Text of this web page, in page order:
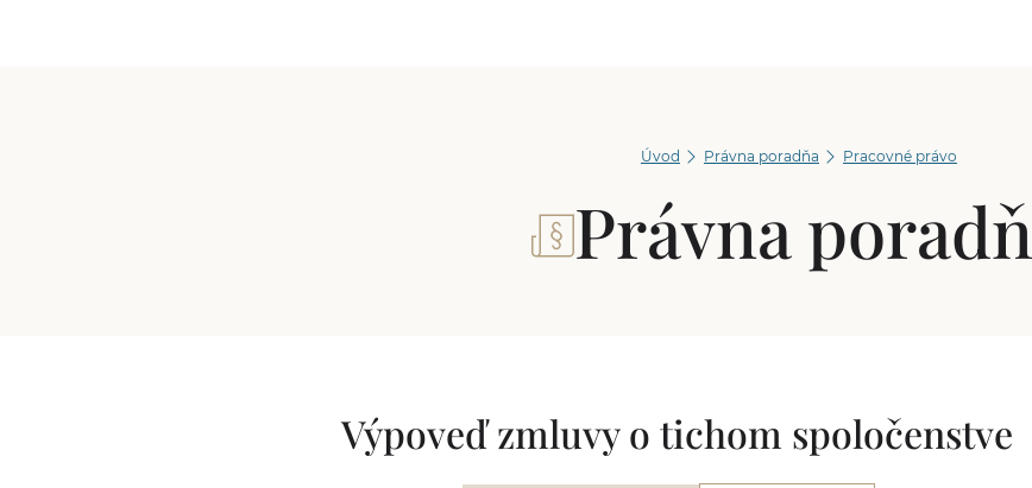
Úvod Právna poradňa Pracovné právo
Právna
Výpoveď zmluvy o tichom spoločenstve